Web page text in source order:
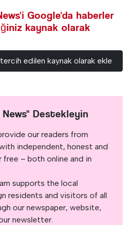
Google'da haberler
kaynak olarak
edilen kaynak olarak ekle
Destekleyin
our readers from
independent, honest and
free – both online and in
supports the local
residents and visitors of all
our newspaper, website,
newsletter.